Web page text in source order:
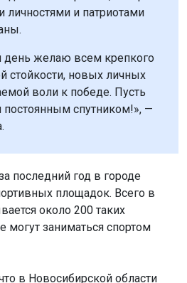
последний год в городе
площадок. Всего в
около 200 таких
могут заниматься спортом
физкультурника.
Поделиться новостью: